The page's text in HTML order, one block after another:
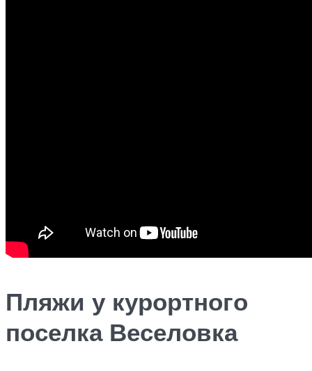
Пляжи у курортного
поселка Веселовка